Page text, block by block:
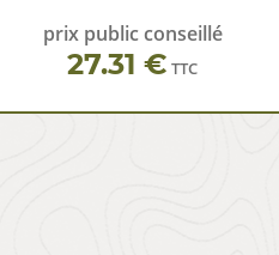
prix public conseillé
27.31 € TTC